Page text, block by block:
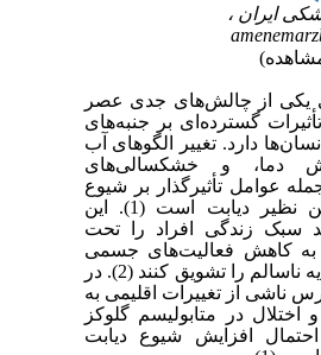
ایران ،
یکی از چالش‌های جدی عصر
گسترده‌ای بر جنبه‌های
دارد. تغییر الگوهای آب
دما، و خشکسالی‌های
عوامل تأثیرگذار بر شیوع
نظیر دیابت است(1)
. این
سبک زندگی افراد را تحت
به کاهش فعالیت‌های جسمی
ناسالم را تشویق کنند (2)
. در
ناشی از تغییرات اقلیمی به
در متابولیسم گلوکز
افزایش شیوع دیابت